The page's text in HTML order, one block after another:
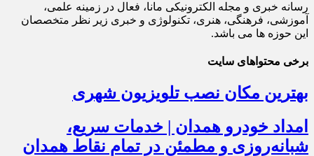
رسانه خبری و مجله الکترونیکی مانا، فعال در زمینه علمی،
آموزشی، فرهنگی، هنری، تکنولوژی و خبری زیر نظر متخصصان
این حوزه ها می باشد.
برخی محتواهای سایت
بهترین مکان نصب تلویزیون شهری
امداد خودرو همدان | خدمات سریع،
شبانه‌روزی و مطمئن در تمام نقاط همدان